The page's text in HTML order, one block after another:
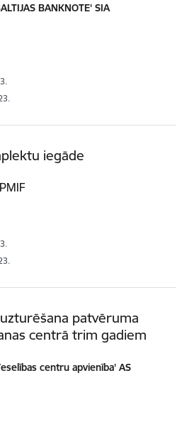
BANKNOTE' SIA
iegāde
patvēruma
centrā trim gadiem
centru apvienība' AS